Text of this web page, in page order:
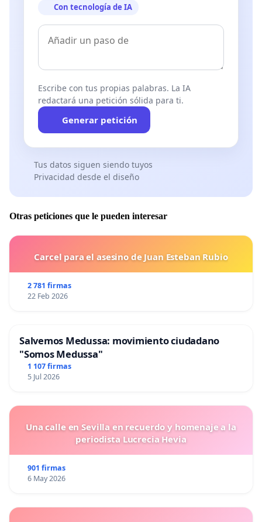
Con tecnología de IA
Escribe con tus propias palabras. La IA
redactará una petición sólida para ti.
Generar petición
Tus datos siguen siendo tuyos
Privacidad desde el diseño
Otras peticiones que le pueden interesar
Carcel para el asesino de Juan Esteban Rubio
2 781 firmas
22 Feb 2026
Salvemos Medussa: movimiento ciudadano
"Somos Medussa"
1 107 firmas
5 Jul 2026
Una calle en Sevilla en recuerdo y homenaje a la
periodista Lucrecia Hevia
901 firmas
6 May 2026